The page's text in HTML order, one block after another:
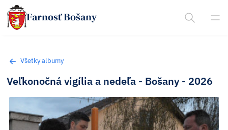
Farnosť Bošany
Všetky albumy
Veľkonočná vigília a nedeľa - Bošany - 2026